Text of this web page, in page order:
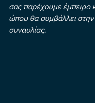
σας παρέχουμε έμπειρο
ώπου θα συμβάλλει στην
συναυλίας.